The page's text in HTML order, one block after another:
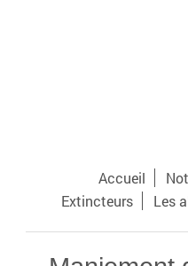
Accueil
Extincteurs
Les